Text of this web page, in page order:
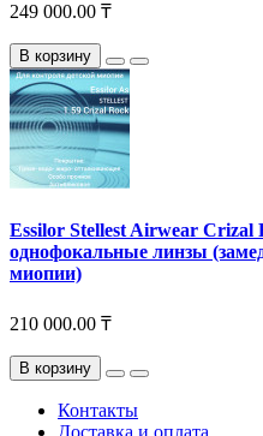
249 000.00 ₸
В корзину
Essilor Stellest Airwear Crizal
однофокальные линзы
миопии)
210 000.00 ₸
В корзину
Контакты
Доставка и оплата